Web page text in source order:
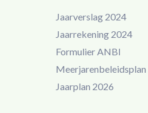
Jaarverslag 2024
Jaarrekening 2024
Formulier ANBI
Meerjarenbeleidsplan
Jaarplan 2026